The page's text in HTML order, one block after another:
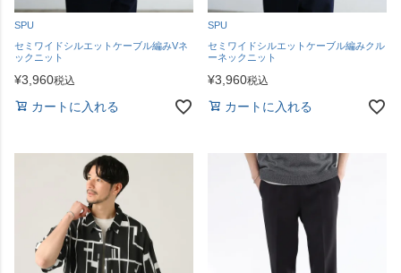
SPU
セミワイドシルエットケーブル編みVネ
ックニット
¥3,960税込
カートに入れる
SPU
セミワイドシルエットケーブル編みクル
ーネックニット
¥3,960税込
カートに入れる